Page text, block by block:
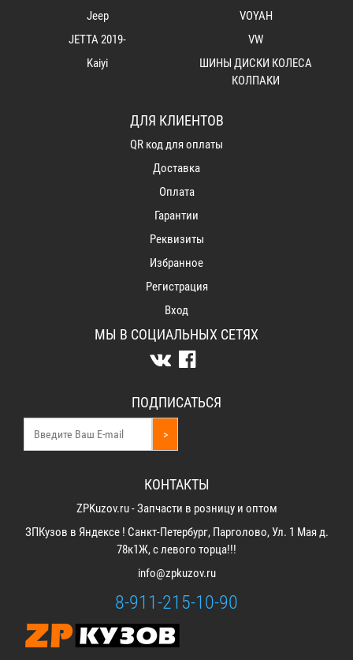
Jeep
JETTA 2019-
Kaiyi
VOYAH
VW
ШИНЫ ДИСКИ КОЛЕСА
КОЛПАКИ
ДЛЯ КЛИЕНТОВ
QR код для оплаты
Доставка
Оплата
Гарантии
Реквизиты
Избранное
Регистрация
Вход
МЫ В СОЦИАЛЬНЫХ СЕТЯХ
ПОДПИСАТЬСЯ
>
КОНТАКТЫ
ZPKuzov.ru - Запчасти в розницу и оптом
ЗПКузов в Яндексе ! Санкт-Петербург, Парголово, Ул. 1 Мая д.
78к1Ж, с левого торца!!!
info@zpkuzov.ru
8-911-215-10-90